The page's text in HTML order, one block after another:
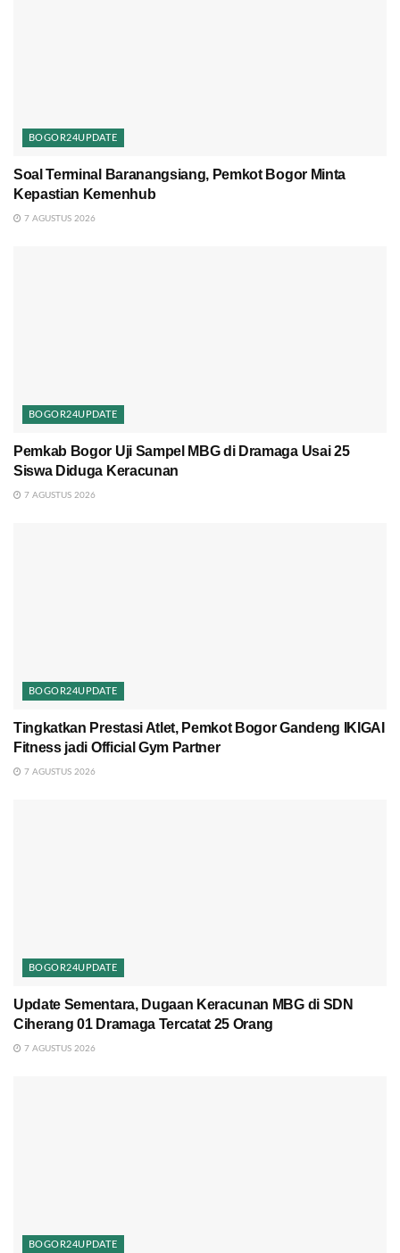
BOGOR24UPDATE
Soal Terminal Baranangsiang, Pemkot Bogor Minta
Kepastian Kemenhub
7 AGUSTUS 2026
BOGOR24UPDATE
Pemkab Bogor Uji Sampel MBG di Dramaga Usai 25
Siswa Diduga Keracunan
7 AGUSTUS 2026
BOGOR24UPDATE
Tingkatkan Prestasi Atlet, Pemkot Bogor Gandeng IKIGAI
Fitness jadi Official Gym Partner
7 AGUSTUS 2026
BOGOR24UPDATE
Update Sementara, Dugaan Keracunan MBG di SDN
Ciherang 01 Dramaga Tercatat 25 Orang
7 AGUSTUS 2026
BOGOR24UPDATE